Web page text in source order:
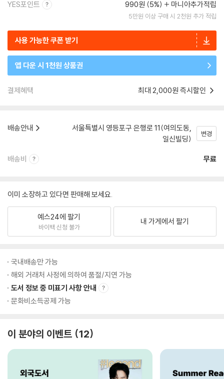
YES포인트 990원 (5%) 마니아추가적립
5만원 이상 구매 시 2천원 추가 적립
사용 가능한 쿠폰 받기
앱 다운 시 1천원 상품권
결제혜택 최대 2,000원 즉시할인
배송안내
서울특별시 영등포구 은행로 11(여의도동,
일신빌딩)
변경
배송비 무료
이미 소장하고 있다면 판매해 보세요.
예스24에 팔기
바이백 신청 불가
내 가게에서 팔기
국내배송만 가능
해외 거래처 사정에 의하여 품절/지연 가능
도서 정보 중 미표기 사항 안내
문화비소득공제 가능
이 분야의 이벤트 12